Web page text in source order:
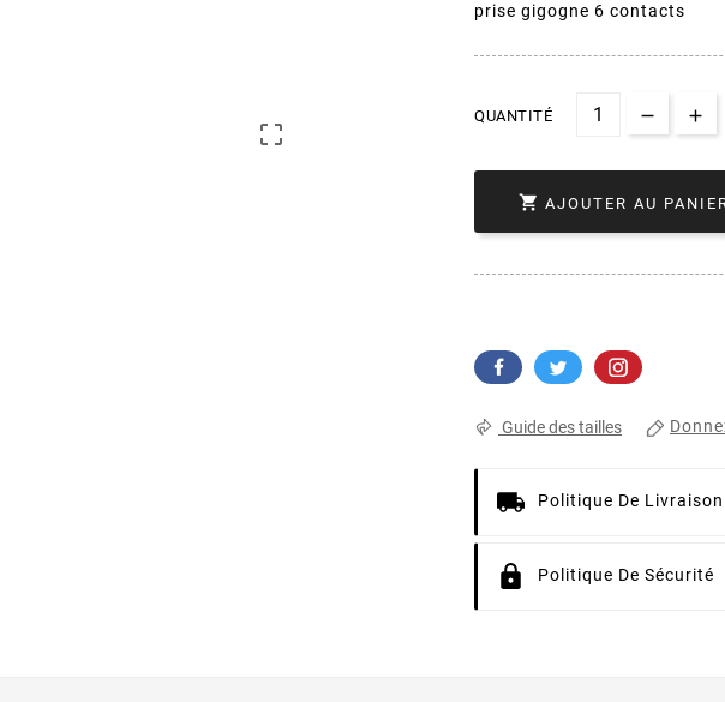

prise gigogne 6 contacts
QUANTITÉ
 AJOUTER AU
Guide des tailles
Politique De Livraison
Politique De Sécurité